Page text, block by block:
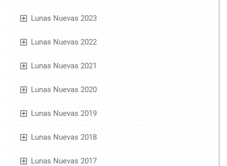
Lunas Nuevas 2023
Lunas Nuevas 2022
Lunas Nuevas 2021
Lunas Nuevas 2020
Lunas Nuevas 2019
Lunas Nuevas 2018
Lunas Nuevas 2017